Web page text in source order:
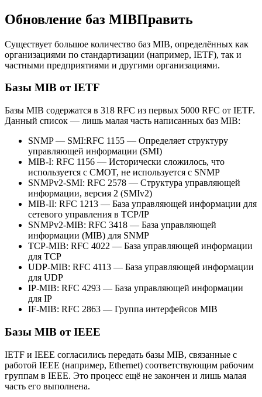
Обновление баз MIBПравить
Существует большое количество баз MIB, определённых как
организациями по стандартизации (например, IETF), так и
частными предприятиями и другими организациями.
Базы MIB от IETF
Базы MIB содержатся в 318 RFC из первых 5000 RFC от IETF.
Данный список — лишь малая часть написанных баз MIB:
SNMP — SMI:RFC 1155 — Определяет структуру
управляющей информации (SMI)
MIB-I: RFC 1156 — Исторически сложилось, что
используется с CMOT, не используется с SNMP
SNMPv2-SMI: RFC 2578 — Структура управляющей
информации, версия 2 (SMIv2)
MIB-II: RFC 1213 — База управляющей информации для
сетевого управления в TCP/IP
SNMPv2-MIB: RFC 3418 — База управляющей
информации (MIB) для SNMP
TCP-MIB: RFC 4022 — База управляющей информации
для TCP
UDP-MIB: RFC 4113 — База управляющей информации
для UDP
IP-MIB: RFC 4293 — База управляющей информации
для IP
IF-MIB: RFC 2863 — Группа интерфейсов MIB
Базы MIB от IEEE
IETF и IEEE согласились передать базы MIB, связанные с
работой IEEE (например, Ethernet) соответствующим рабочим
группам в IEEE. Это процесс ещё не закончен и лишь малая
часть его выполнена.